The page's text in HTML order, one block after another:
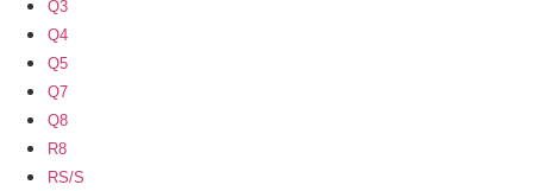
Q3
Q4
Q5
Q7
Q8
R8
RS/S